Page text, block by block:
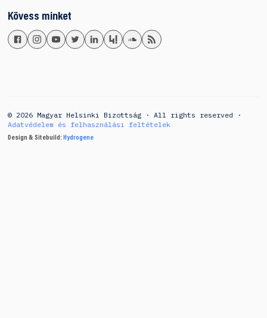
Kövess minket
© 2026 Magyar Helsinki Bizottság · All rights reserved ·
Adatvédelem és felhasználási feltételek
Design & Sitebuild: Hydrogene